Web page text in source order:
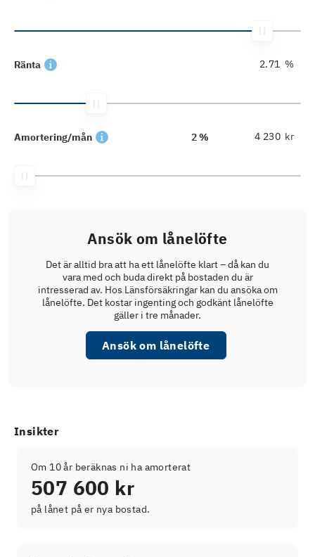
Ränta %
Amortering/mån 2 % kr
Ansök om lånelöfte
Det är alltid bra att ha ett lånelöfte klart – då kan du
vara med och buda direkt på bostaden du är
intresserad av. Hos Länsförsäkringar kan du ansöka om
lånelöfte. Det kostar ingenting och godkänt lånelöfte
gäller i tre månader.
Ansök om lånelöfte
Insikter
Om 10 år beräknas ni ha amorterat
507 600 kr
på lånet på er nya bostad.